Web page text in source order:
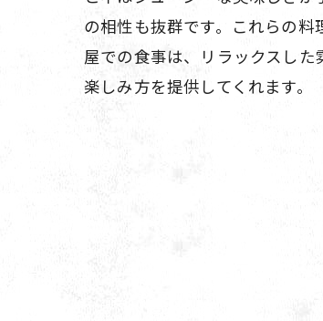
の相性も抜群です。これらの
屋での食事は、リラックスし
楽しみ方を提供してくれます。